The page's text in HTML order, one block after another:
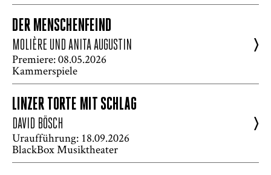
DER MENSCHENFEIND
MOLIÈRE UND ANITA AUGUSTIN
Premiere: 08.05.2026
Kammerspiele
>
LINZER TORTE MIT SCHLAG
DAVID BÖSCH
Uraufführung: 18.09.2026
BlackBox Musiktheater
>